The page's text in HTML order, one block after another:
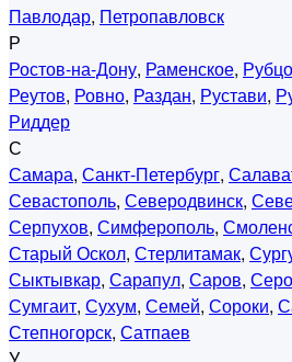
Павлодар, Петропавловск
Р
Ростов-на-Дону, Раменское,
Реутов, Ровно, Раздан, Рустави,
Риддер
С
Самара, Санкт-Петербург,
Севастополь, Северодвинск,
Серпухов, Симферополь,
Старый Оскол, Стерлитамак,
Сыктывкар, Сарапул, Саров,
Сумгаит, Сухум, Семей, Сороки,
Степногорск, Сатпаев